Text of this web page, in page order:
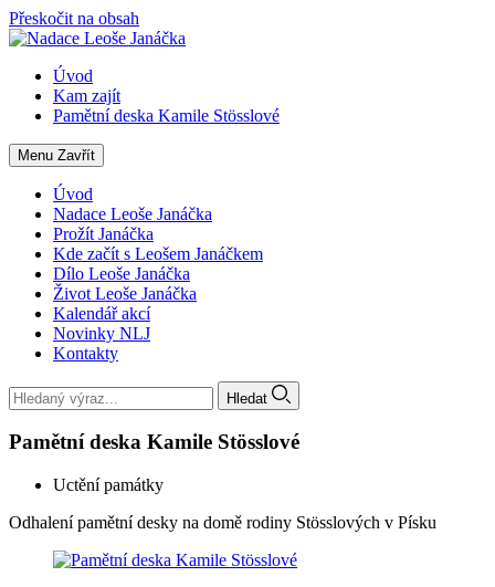
Přeskočit na obsah
Úvod
Kam zajít
Pamětní deska Kamile Stösslové
Menu Zavřít
Úvod
Nadace Leoše Janáčka
Prožít Janáčka
Kde začít s Leošem Janáčkem
Dílo Leoše Janáčka
Život Leoše Janáčka
Kalendář akcí
Novinky NLJ
Kontakty
Hledat
Pamětní deska Kamile Stösslové
Uctění památky
Odhalení pamětní desky na domě rodiny Stösslových v Písku